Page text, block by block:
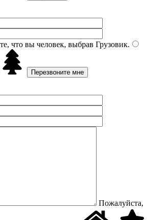
что вы человек, выбрав Грузовик.
Пожалуйста,